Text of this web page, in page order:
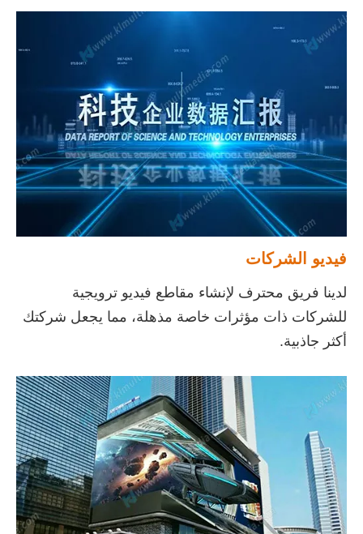
فيديو الشركات
لدينا فريق محترف لإنشاء مقاطع فيديو ترويجية
للشركات ذات مؤثرات خاصة مذهلة، مما يجعل شركتك
أكثر جاذبية.